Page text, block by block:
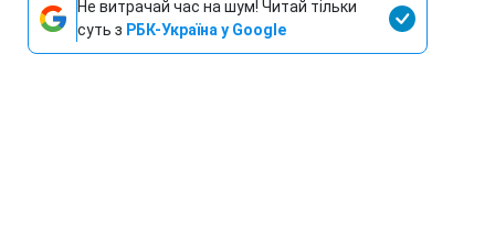
Не витрачай час на шум! Читай тільки
суть з РБК-Україна у Google